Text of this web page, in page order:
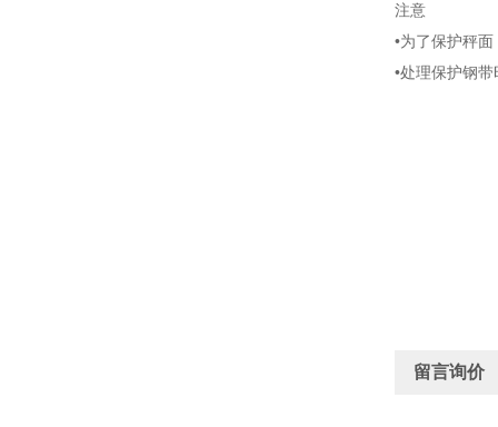
注意
•为了保护秤
•处理保护钢
留言询价